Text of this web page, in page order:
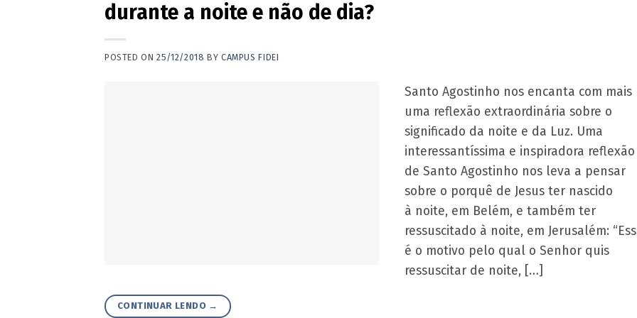
durante a noite e não de dia?
POSTED ON25/12/2018 BY CAMPUS FIDEI
Santo Agostinho nos encanta com mais
uma reflexão extraordinária sobre o
significado da noite e da Luz. Uma
interessantíssima e inspiradora reflexão
de Santo Agostinho nos leva a pensar
sobre o porquê de Jesus ter nascido
à noite, em Belém, e também ter
ressuscitado à noite, em Jerusalém:
é o motivo pelo qual o Senhor quis
ressuscitar de noite, […]
CONTINUAR LENDO →